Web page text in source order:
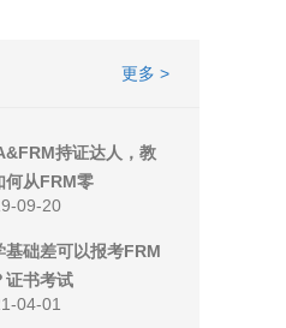
更多 >
持证达人，教
何从FRM零
09-20
基础差可以报考FRM
证书考试
04-01